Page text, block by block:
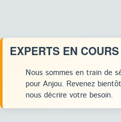
EXPERTS EN
Nous sommes en train de
pour Anjou. Revenez
nous décrire votre besoin.